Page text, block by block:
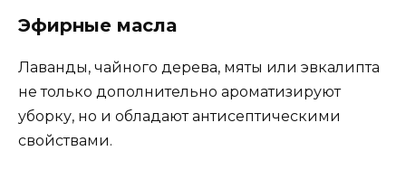
Эфирные масла
Лаванды, чайного дерева, мяты или эвкалипта
не только дополнительно ароматизируют
уборку, но и обладают антисептическими
свойствами.